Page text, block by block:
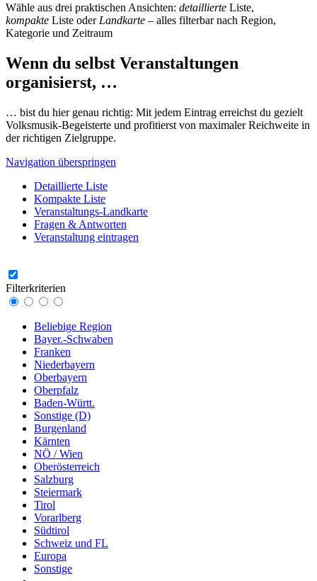
Wähle aus drei praktischen Ansichten: detaillierte Liste,
kompakte Liste oder Landkarte – alles filterbar nach Region,
Kategorie und Zeitraum
Wenn du selbst Veranstaltungen
organisierst, …
… bist du hier genau richtig: Mit jedem Eintrag erreichst du gezielt
Volksmusik-Begeisterte und profitierst von maximaler Reichweite in
der richtigen Zielgruppe.
Navigation überspringen
Detaillierte Liste
Kompakte Liste
Veranstaltungs-Landkarte
Fragen & Antworten
Veranstaltung eintragen
Filterkriterien
Beliebige Region
Bayer.-Schwaben
Franken
Niederbayern
Oberbayern
Oberpfalz
Baden-Württ.
Sonstige (D)
Burgenland
Kärnten
NÖ / Wien
Oberösterreich
Salzburg
Steiermark
Tirol
Vorarlberg
Südtirol
Schweiz und FL
Europa
Sonstige